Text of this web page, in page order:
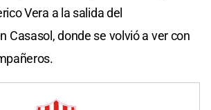
Vera a la salida del
Casasol, donde se volvió a ver con